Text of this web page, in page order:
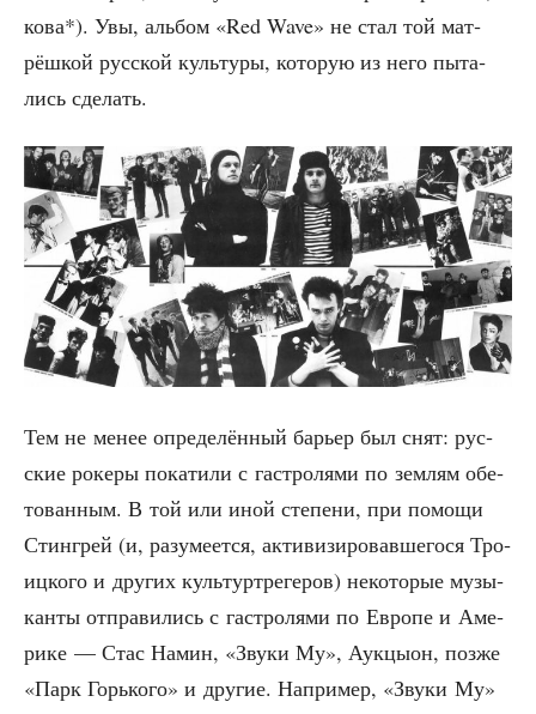
ко­ва*). Увы, аль­бом «Red Wave» не стал той мат­
рёш­кой рус­ской куль­ту­ры, кото­рую из него пыта­
лись сделать.
Тем не менее опре­де­лён­ный барьер был снят: рус­
ские роке­ры пока­ти­ли с гастро­ля­ми по зем­лям обе­
то­ван­ным. В той или иной сте­пе­ни, при помо­щи
Стин­грей (и, разу­ме­ет­ся, акти­ви­зи­ро­вав­ше­го­ся Тро­
иц­ко­го и дру­гих куль­тур­тре­ге­ров) неко­то­рые музы­
кан­ты отпра­ви­лись с гастро­ля­ми по Евро­пе и Аме­
ри­ке — Стас Намин, «Зву­ки Му», Аук­цы­он, поз­же
«Парк Горь­ко­го» и дру­гие. Напри­мер, «Зву­ки Му»